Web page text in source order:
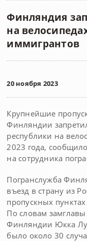
Финляндия
на
иммигрантов
20 ноября 2023
Крупнейшие
Финляндии
республики на
2023 года,
на сотрудника
Погранслужба
въезд в страну из
пропускных
По словам
Финляндии Юкка
было около 30